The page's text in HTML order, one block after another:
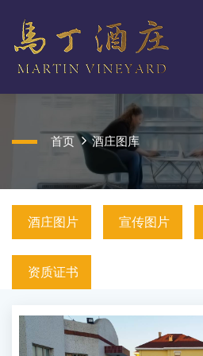
首页 酒庄图库
酒庄图片 宣传图片
资质证书